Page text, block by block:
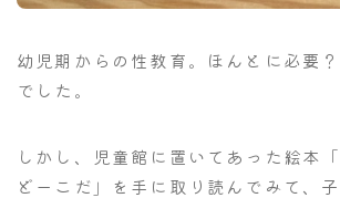
幼児期からの性教育。ほんとに必要
でした。
しかし、児童館に置いてあった絵本
どーこだ」を手に取り読んでみて、